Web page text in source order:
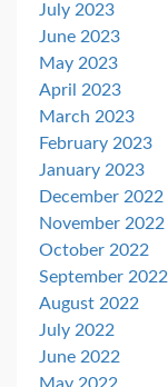
July 2023
June 2023
May 2023
April 2023
March 2023
February 2023
January 2023
December 2022
November 2022
October 2022
September 2022
August 2022
July 2022
June 2022